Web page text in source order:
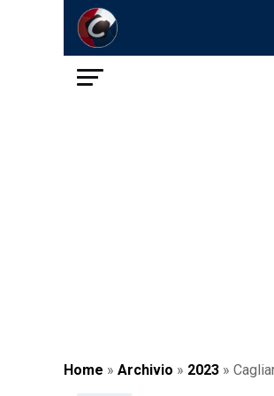
Home » Archivio » 2023 »